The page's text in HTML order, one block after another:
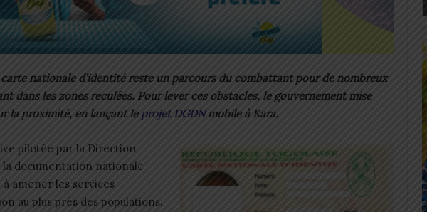
nationale d’identité reste un parcours du combattant pour de nombreux
dans les zones reculées. Pour lever ces obstacles, le gouvernement mise
la proximité, en lançant leprojet DGDNmobile à Kara.
pilotée par la Direction
la documentation nationale
à amener les services
au plus près des populations.